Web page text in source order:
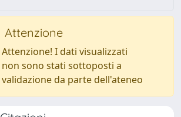
Attenzione
Attenzione! I dati visualizzati
non sono stati sottoposti a
validazione da parte dell'ateneo